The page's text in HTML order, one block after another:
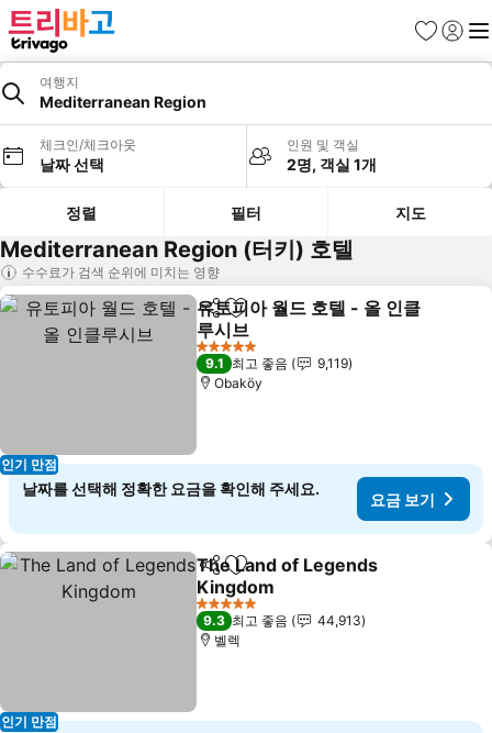
즐겨찾기
로그인
메
여행지
Mediterranean Region
체크인/체크아웃
날짜 선택
인원 및 객실
2명, 객실 1개
정렬 필터 지도
Mediterranean Region (터키) 호텔
수수료가 검색 순위에 미치는 영향
인기 만점
공유 즐겨찾기에 추가
유토피아 월드 호텔 - 올 인클
루시브
5 성급
9.1 최고 좋음
9,119
Obaköy
날짜를 선택해 정확한 요금을 확인해 주세요.
요금 보기
인기 만점
공유 즐겨찾기에 추가
The Land of Legends
Kingdom
5 성급
9.3 최고 좋음
44,913
벨렉